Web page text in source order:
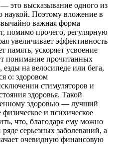
это высказывание одного из
наукой. Поэтому вложение в
важная форма
помимо прочего, регулярную
увеличивает эффективность
память, ускоряет усвоение
понимание прочитанных
на велосипеде или бега,
о: здоровом
стимуляторов и
здоровья. Такой
здоровью — лучший
и психическое
что, благодаря ему можно
серьезных заболеваний, а
очевидную финансовую